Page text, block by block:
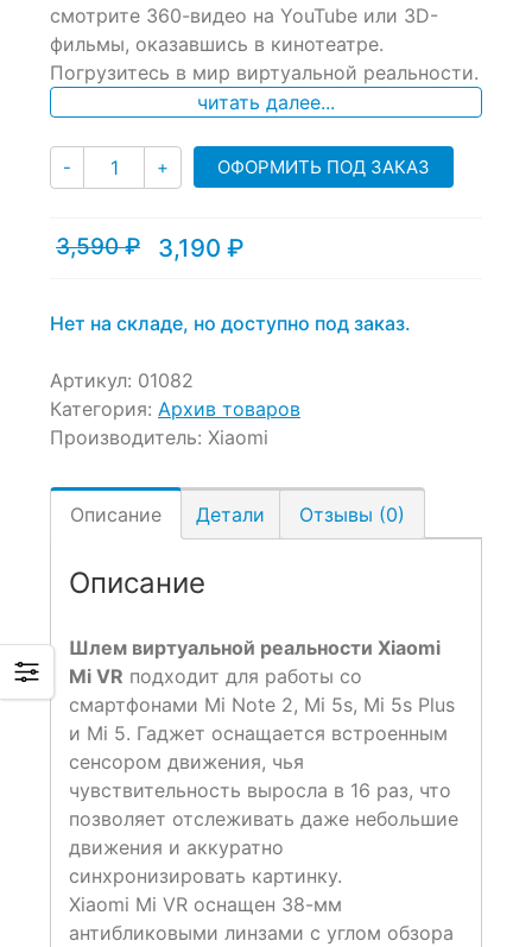
смотрите 360-видео на YouTube или 3D-
фильмы, оказавшись в кинотеатре.
Погрузитесь в мир виртуальной реальности.
читать далее...
- Количество
+ ОФОРМИТЬ ПОД ЗАКАЗ
3,590₽
Первоначальная
3,590 ₽.
3,190 ₽
Текущая
Нет на складе, но доступно под заказ.
Артикул: 01082
Категория: Архив товаров
Производитель: Xiaomi
Описание Детали Отзывы (0)
Описание
Шлем виртуальной реальности Xiaomi
Mi VR подходит для работы со
смартфонами Mi Note 2, Mi 5s, Mi 5s Plus
и Mi 5. Гаджет оснащается встроенным
сенсором движения, чья
чувствительность выросла в 16 раз, что
позволяет отслеживать даже небольшие
движения и аккуратно
синхронизировать картинку.
Xiaomi Mi VR оснащен 38-мм
антибликовыми линзами с углом обзора